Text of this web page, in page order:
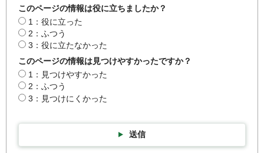
このページの情報は役に立ちましたか？
1：役に立った
2：ふつう
3：役に立たなかった
このページの情報は見つけやすかったですか？
1：見つけやすかった
2：ふつう
3：見つけにくかった
送信